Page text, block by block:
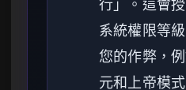
行」。這會
系統權限等
您的作弊，
元和上帝模式